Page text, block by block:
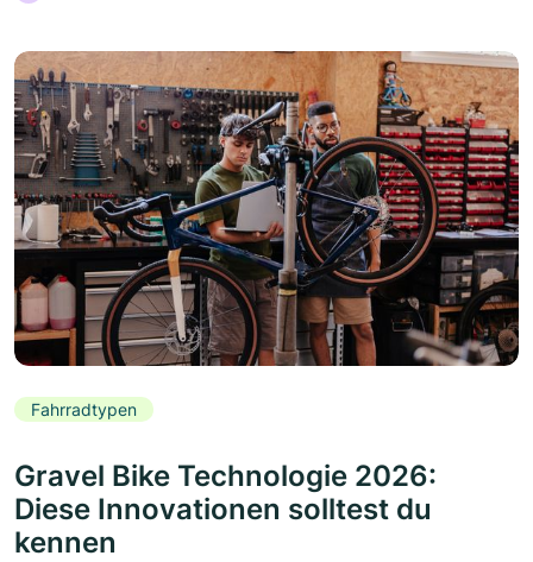
Fahrradtypen
Gravel Bike Technologie 2026:
Diese Innovationen solltest du
kennen